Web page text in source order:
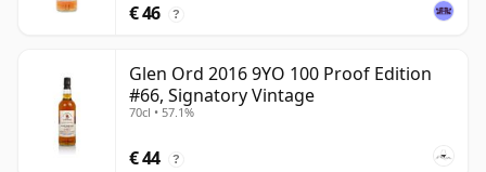
€ 46 ?
Glen Ord 2016 9YO 100 Proof Edition
#66, Signatory Vintage
70cl • 57.1%
€ 44 ?